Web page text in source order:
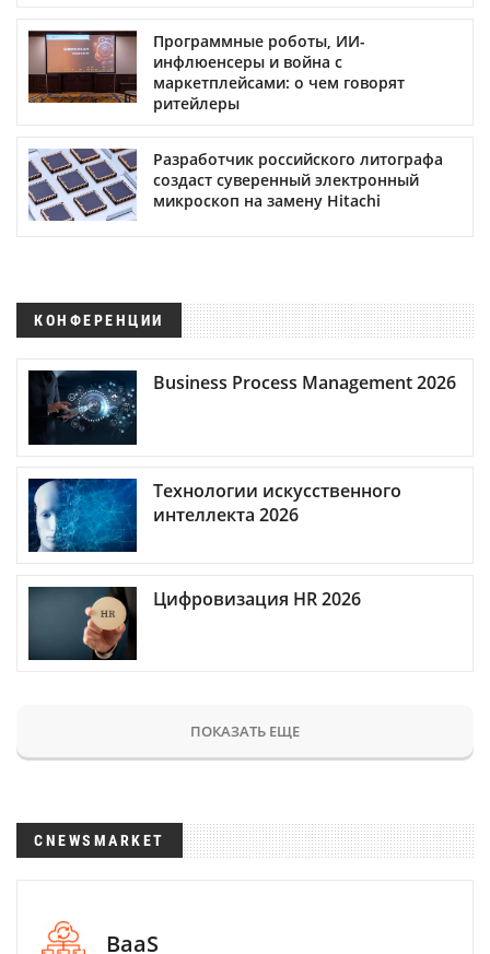
Программные роботы, ИИ-
инфлюенсеры и война с
маркетплейсами: о чем говорят
ритейлеры
Разработчик российского литографа
создаст суверенный электронный
микроскоп на замену Hitachi
КОНФЕРЕНЦИИ
Business Process Management 2026
Технологии искусственного
интеллекта 2026
Цифровизация HR 2026
ПОКАЗАТЬ ЕЩЕ
CNEWSMARKET
BaaS